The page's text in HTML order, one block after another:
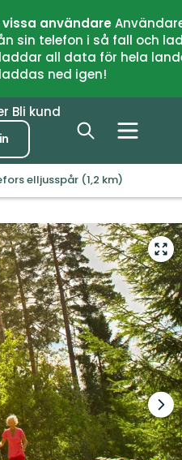
användare
sin telefon i så fall och
all data för hela
ned igen!
Bli kund
elljusspår (1,2 km)
Gå
till